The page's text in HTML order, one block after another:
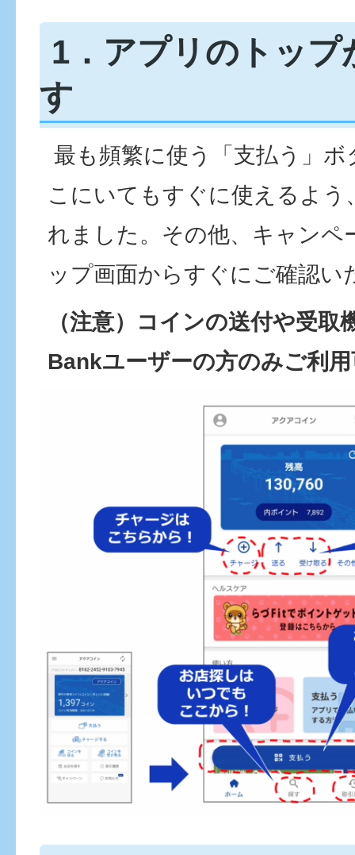
1．アプリのトップ
す
最も頻繁に使う「支払う」
こにいてもすぐに使えるよう
れました。その他、キャンペ
ップ画面からすぐにご確認い
（注意）コインの送付や受取
Bankユーザーの方のみご利